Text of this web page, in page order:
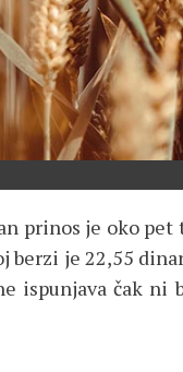
prinos je oko pet
berzi je 22,55
ispunjava čak ni